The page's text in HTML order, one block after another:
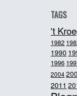
TAGS
't
1982
1990
1996
2004
2011